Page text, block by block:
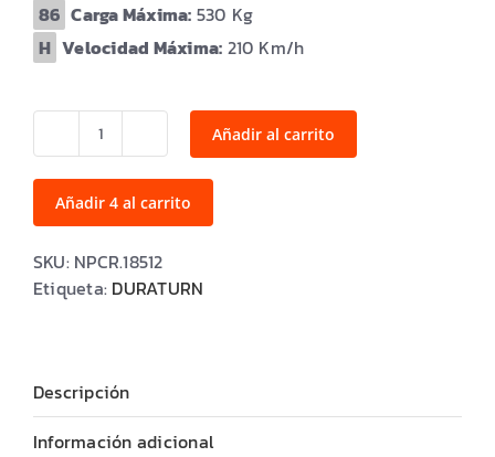
Carga Máxima: 530
Velocidad Máxima: 210
185/65R14
86H
MOZZO
4S
cantidad
Añadir al carrito
Añadir 4 al carrito
SKU: NPCR.18512
Etiqueta: DURATURN
Descripción
Información adicional